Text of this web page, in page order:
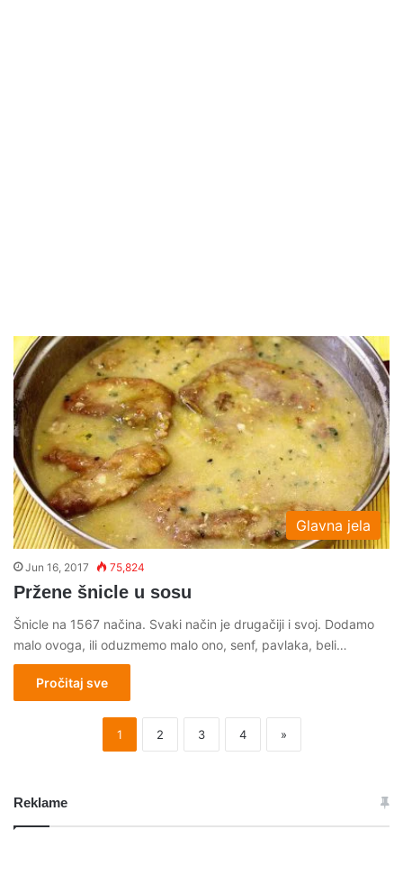
Glavna jela
Jun 16, 2017 75,824
Pržene šnicle u sosu
Šnicle na 1567 načina. Svaki način je drugačiji i svoj. Dodamo
malo ovoga, ili oduzmemo malo ono, senf, pavlaka, beli…
Pročitaj sve
1 2 3 4 »
Reklame